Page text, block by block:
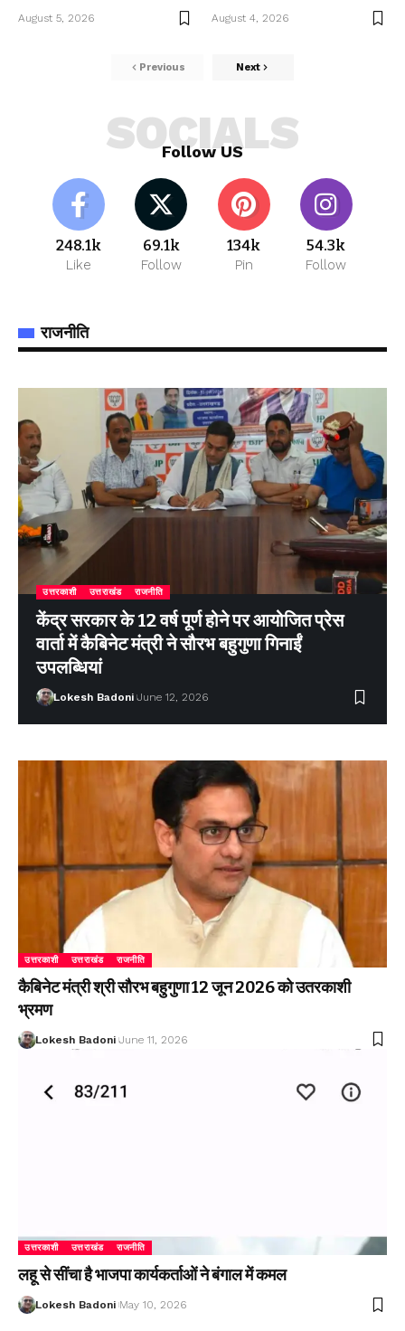
August 5, 2026 August 4, 2026
Previous Next
Follow US
SOCIALS
248.1k
Like
69.1k
Follow
134k
Pin
54.3k
Follow
राजनीति
उत्तरकाशी उत्तराखंड राजनीति
केंद्र सरकार के 12 वर्ष पूर्ण होने पर आयोजित प्रेस
वार्ता में कैबिनेट मंत्री ने सौरभ बहुगुणा गिनाईं
उपलब्धियां
Lokesh Badoni June 12, 2026
उत्तरकाशी उत्तराखंड राजनीति
कैबिनेट मंत्री श्री सौरभ बहुगुणा 12 जून 2026 को उतरकाशी
भ्रमण
Lokesh Badoni June 11, 2026
उत्तरकाशी उत्तराखंड राजनीति
लहू से सींचा है भाजपा कार्यकर्ताओं ने बंगाल में कमल
Lokesh Badoni May 10, 2026